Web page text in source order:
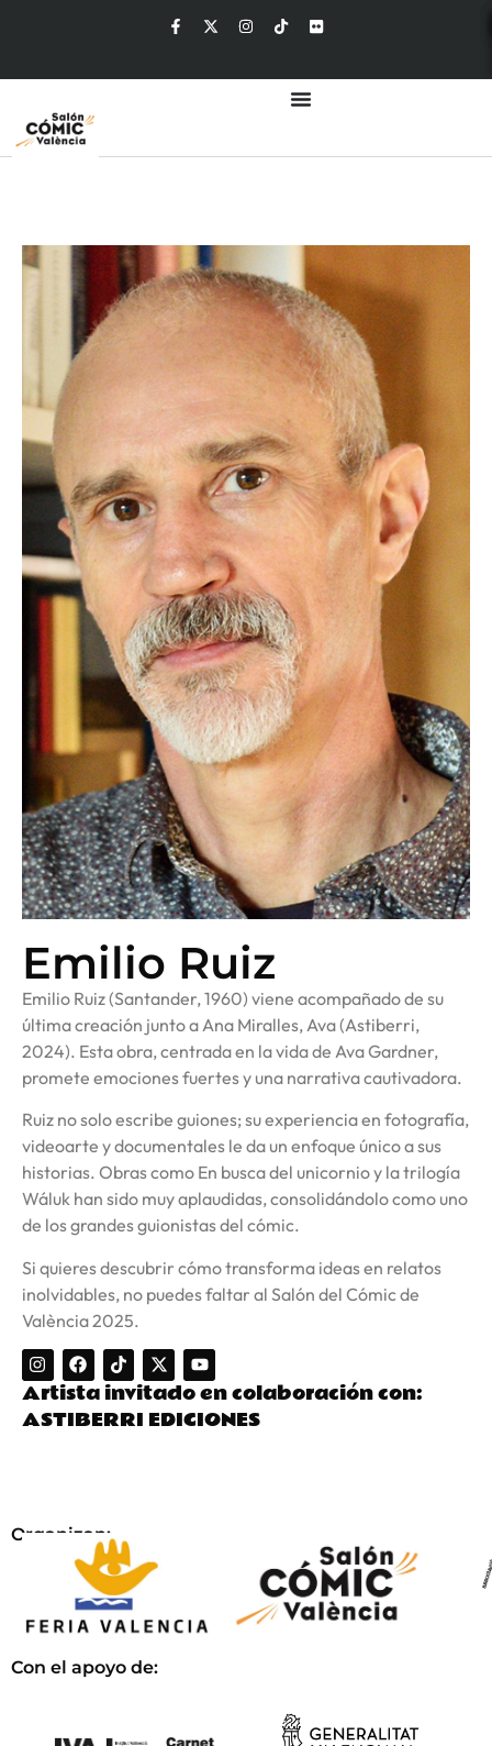
Emilio Ruiz
Emilio Ruiz (Santander, 1960) viene acompañado de su
última creación junto a Ana Miralles, Ava (Astiberri,
2024). Esta obra, centrada en la vida de Ava Gardner,
promete emociones fuertes y una narrativa cautivadora.
Ruiz no solo escribe guiones; su experiencia en fotografía,
videoarte y documentales le da un enfoque único a sus
historias. Obras como En busca del unicornio y la trilogía
Wáluk han sido muy aplaudidas, consolidándolo como uno
de los grandes guionistas del cómic.
Si quieres descubrir cómo transforma ideas en relatos
inolvidables, no puedes faltar al Salón del Cómic de
València 2025.
Artista invitado en colaboración con:
ASTIBERRI EDICIONES
Organizan:
Con el apoyo de: